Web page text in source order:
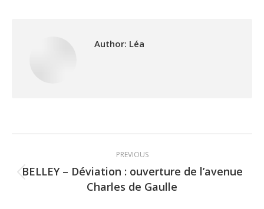
Author: Léa
navigation
PREVIOUS
Previous
post:
BELLEY – Déviation : ouverture de l’avenue
Charles de Gaulle